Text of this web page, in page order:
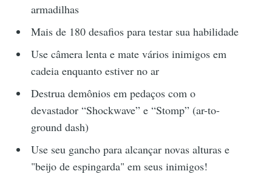
armadilhas
Mais de 180 desafios para testar sua habilidade
Use câmera lenta e mate vários inimigos em
cadeia enquanto estiver no ar
Destrua demônios em pedaços com o
devastador “Shockwave” e “Stomp” (ar-to-
ground dash)
Use seu gancho para alcançar novas alturas e
"beijo de espingarda" em seus inimigos!